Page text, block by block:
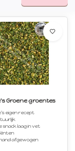
Groene groentes
eigen recept
snack laag in vet
afgewogen